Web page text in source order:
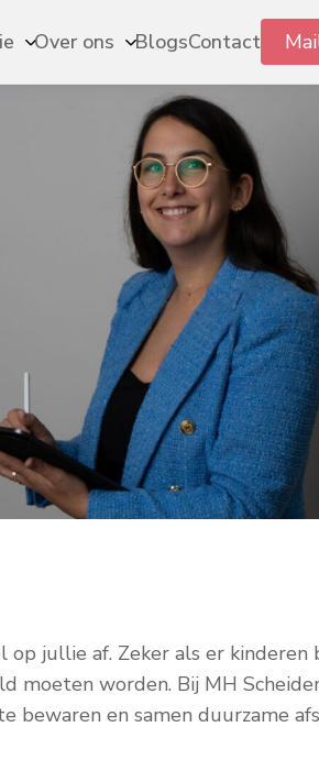
Over ons BlogsContact
jullie af. Zeker als er kinderen
moeten worden. Bij MH
en samen duurzame